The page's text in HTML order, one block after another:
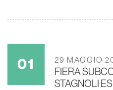
29 MAGGIO
FIERA
STAGNOLI